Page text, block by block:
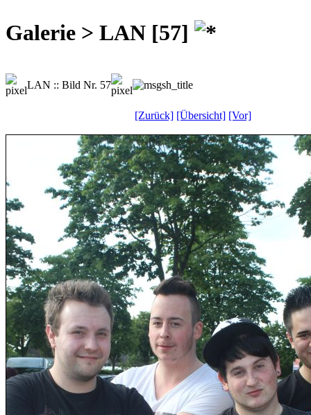
Galerie > LAN [57]
LAN :: Bild Nr. 57
[Zurück] [Übersicht] [Vor]